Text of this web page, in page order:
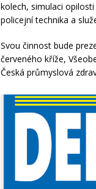
kolech, simulaci
policejní technika a
Svou činnost bude
červeného kříže,
Česká průmyslová